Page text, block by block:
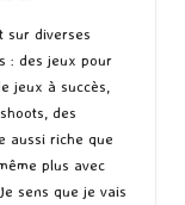
sur diverses
: des jeux pour
jeux à succès,
des
aussi riche que
plus avec
sens que je vais